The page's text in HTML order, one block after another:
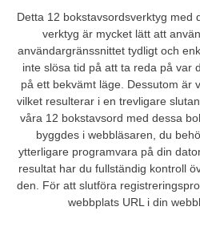
Detta 12 bokstavsordsverktyg med
verktyg är mycket lätt att
användargränssnittet tydligt och
inte slösa tid på att ta reda på var
på ett bekvämt läge. Dessutom är
vilket resulterar i en trevligare
våra 12 bokstavsord med dessa
byggdes i webbläsaren, du
ytterligare programvara på din
resultat har du fullständig kontroll
den. För att slutföra
webbplats URL i din